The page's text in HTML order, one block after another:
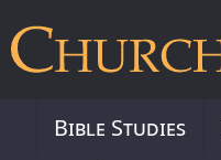
Bible Studies